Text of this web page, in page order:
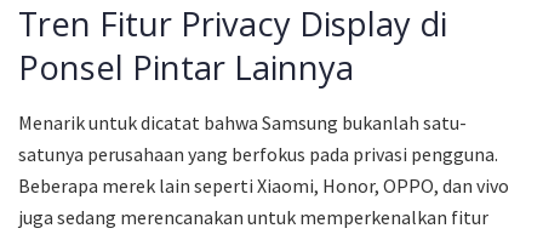
Tren Fitur Privacy Display di
Ponsel Pintar Lainnya
Menarik untuk dicatat bahwa Samsung bukanlah satu-
satunya perusahaan yang berfokus pada privasi pengguna.
Beberapa merek lain seperti Xiaomi, Honor, OPPO, dan vivo
juga sedang merencanakan untuk memperkenalkan fitur